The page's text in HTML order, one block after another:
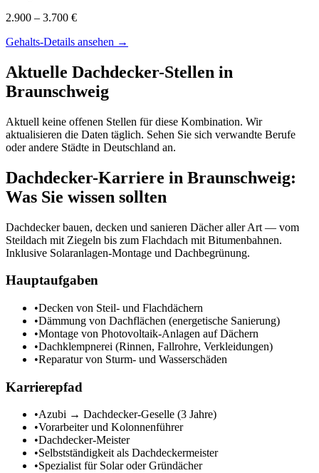
2.900 – 3.700 €
Gehalts-Details ansehen →
Aktuelle Dachdecker-Stellen in
Braunschweig
Aktuell keine offenen Stellen für diese Kombination. Wir
aktualisieren die Daten täglich. Sehen Sie sich verwandte Berufe
oder andere Städte in Deutschland an.
Dachdecker-Karriere in Braunschweig:
Was Sie wissen sollten
Dachdecker bauen, decken und sanieren Dächer aller Art — vom
Steildach mit Ziegeln bis zum Flachdach mit Bitumenbahnen.
Inklusive Solaranlagen-Montage und Dachbegrünung.
Hauptaufgaben
•Decken von Steil- und Flachdächern
•Dämmung von Dachflächen (energetische Sanierung)
•Montage von Photovoltaik-Anlagen auf Dächern
•Dachklempnerei (Rinnen, Fallrohre, Verkleidungen)
•Reparatur von Sturm- und Wasserschäden
Karrierepfad
•Azubi → Dachdecker-Geselle (3 Jahre)
•Vorarbeiter und Kolonnenführer
•Dachdecker-Meister
•Selbstständigkeit als Dachdeckermeister
•Spezialist für Solar oder Gründächer